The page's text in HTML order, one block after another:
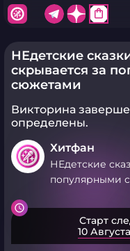
shopping_bag
НЕдетские
скрывается за
сюжетами
Викторина
определены.
Хитфан
НЕдетские
популярными
Старт
10